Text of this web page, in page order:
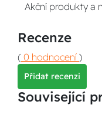
Akční produkty a
Recenze
( 0 hodnocení )
Přidat recenzi
Související